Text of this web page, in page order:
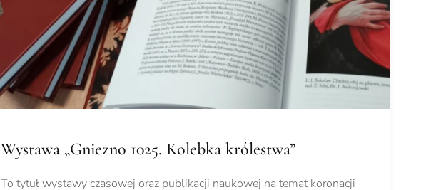
Wystawa „Gniezno 1025. Kolebka królestwa”
To tytuł wystawy czasowej oraz publikacji naukowej na temat koronacji